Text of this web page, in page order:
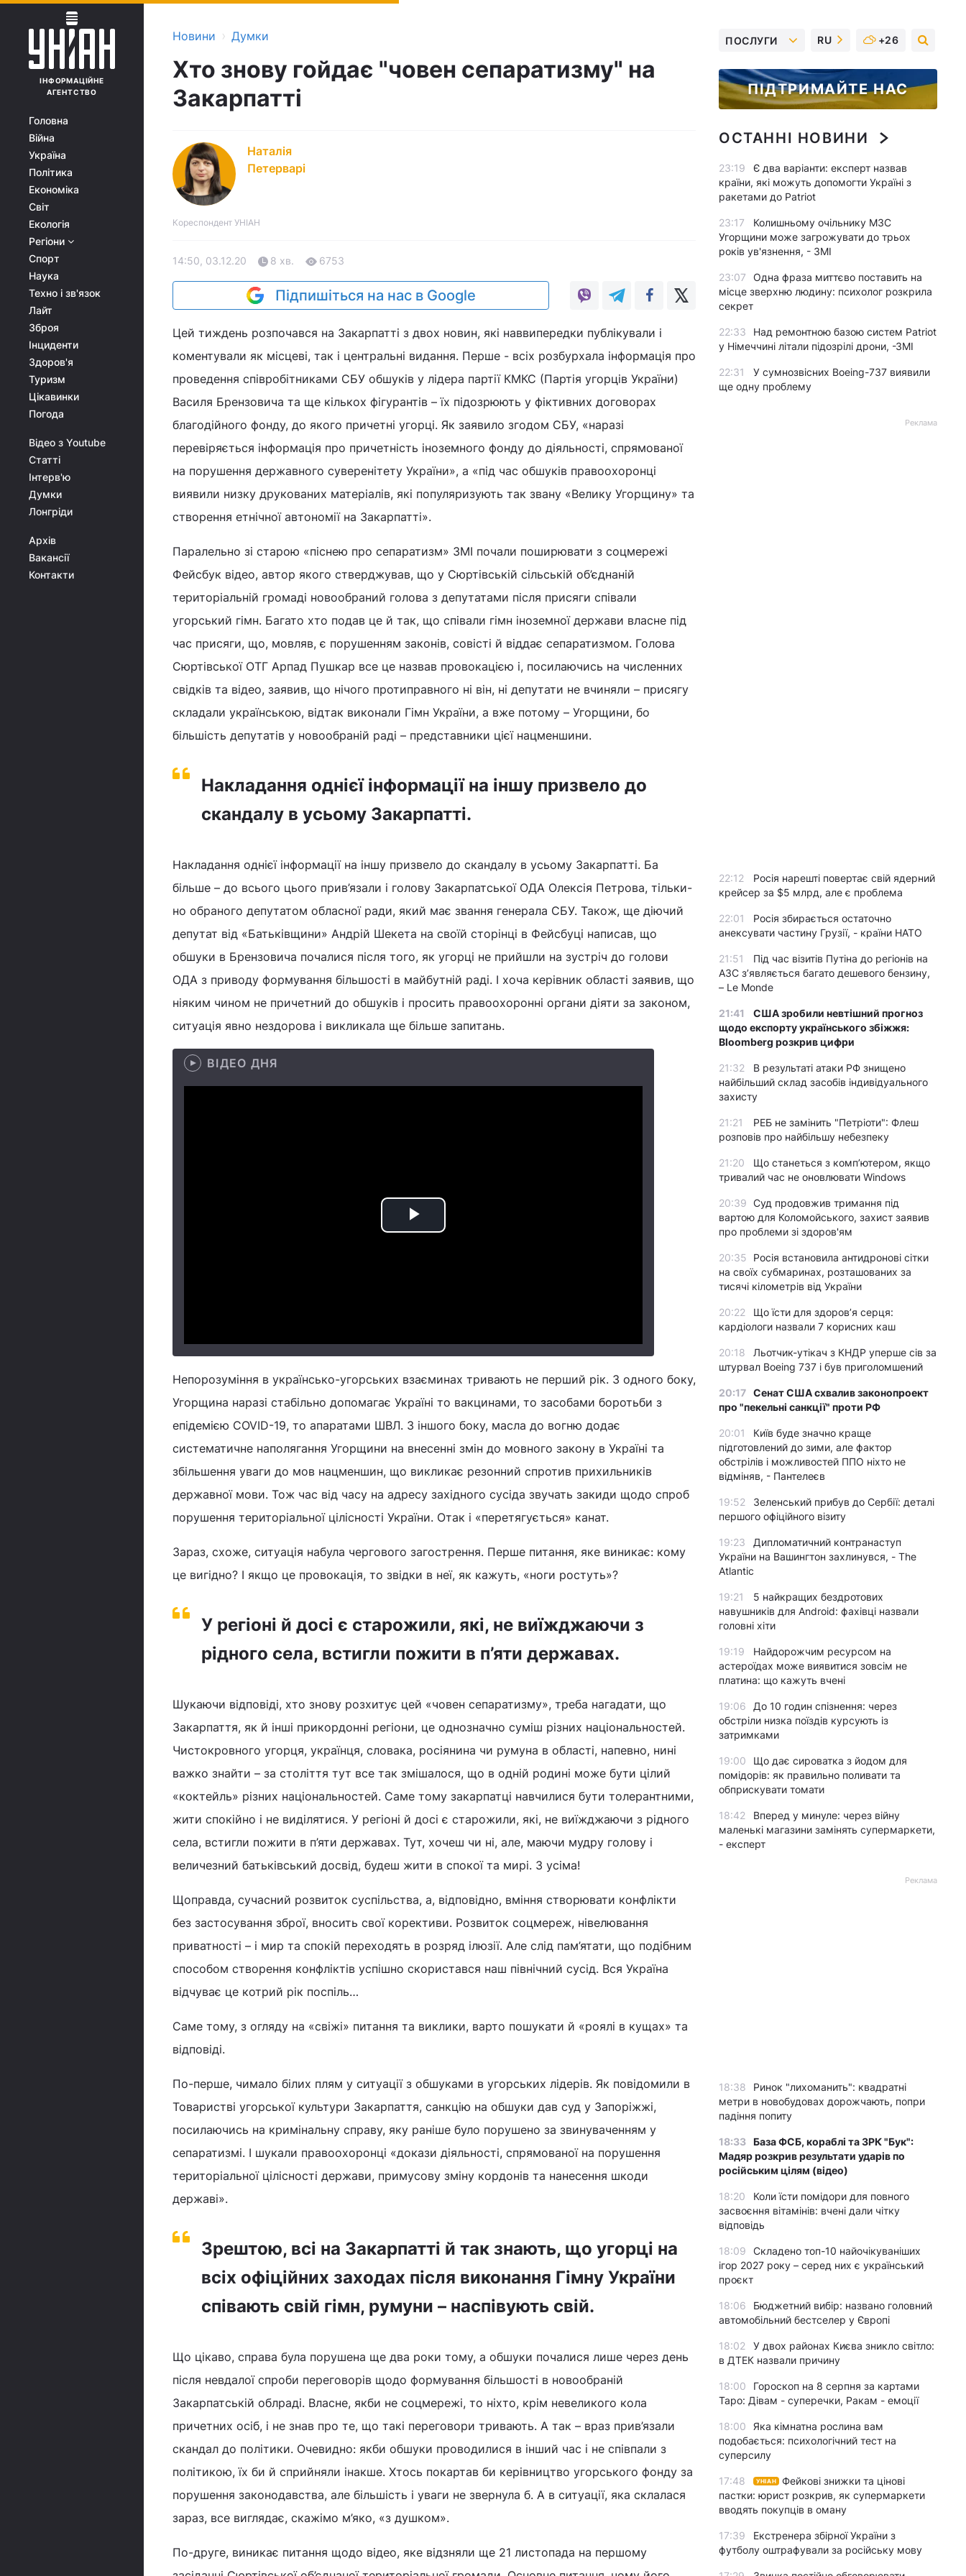
ІНФОРМАЦІЙНЕ
АГЕНТСТВО
Головна
Війна
Україна
Політика
Економіка
Світ
Екологія
Регіони
Спорт
Наука
Техно і зв'язок
Лайт
Зброя
Інциденти
Здоров'я
Туризм
Цікавинки
Погода
Відео з Youtube
Статті
Інтерв'ю
Думки
Лонгріди
Архів
Вакансії
Контакти
Новини › Думки
Хто знову гойдає "човен сепаратизму" на
Закарпатті
Наталія
Петерварі
Кореспондент УНІАН
14:50, 03.12.20 8 хв. 6753
Підпишіться на нас в Google
Цей тиждень розпочався на Закарпатті з двох новин, які наввипередки публікували і
коментували як місцеві, так і центральні видання. Перше - всіх розбурхала інформація про
проведення співробітниками СБУ обшуків у лідера партії КМКС (Партія угорців України)
Василя Брензовича та ще кількох фігурантів – їх підозрюють у фіктивних договорах
благодійного фонду, до якого причетні угорці. Як заявило згодом СБУ, «наразі
перевіряється інформація про причетність іноземного фонду до діяльності, спрямованої
на порушення державного суверенітету України», а «під час обшуків правоохоронці
виявили низку друкованих матеріалів, які популяризують так звану «Велику Угорщину» та
створення етнічної автономії на Закарпатті».
Паралельно зі старою «піснею про сепаратизм» ЗМІ почали поширювати з соцмережі
Фейсбук відео, автор якого стверджував, що у Сюртівській сільській об’єднаній
територіальній громаді новообраний голова з депутатами після присяги співали
угорський гімн. Багато хто подав це й так, що співали гімн іноземної держави власне під
час присяги, що, мовляв, є порушенням законів, совісті й віддає сепаратизмом. Голова
Сюртівської ОТГ Арпад Пушкар все це назвав провокацією і, посилаючись на численних
свідків та відео, заявив, що нічого протиправного ні він, ні депутати не вчиняли – присягу
складали українською, відтак виконали Гімн України, а вже потому – Угорщини, бо
більшість депутатів у новообраній раді – представники цієї нацменшини.
Накладання однієї інформації на іншу призвело до
скандалу в усьому Закарпатті.
Накладання однієї інформації на іншу призвело до скандалу в усьому Закарпатті. Ба
більше – до всього цього прив’язали і голову Закарпатської ОДА Олексія Петрова, тільки-
но обраного депутатом обласної ради, який має звання генерала СБУ. Також, ще діючий
депутат від «Батьківщини» Андрій Шекета на своїй сторінці в Фейсбуці написав, що
обшуки в Брензовича почалися після того, як угорці не прийшли на зустріч до голови
ОДА з приводу формування більшості в майбутній раді. І хоча керівник області заявив, що
ніяким чином не причетний до обшуків і просить правоохоронні органи діяти за законом,
ситуація явно нездорова і викликала ще більше запитань.
ВІДЕО ДНЯ
Play
Непорозуміння в українсько-угорських взаєминах тривають не перший рік. З одного боку,
Угорщина наразі стабільно допомагає Україні то вакцинами, то засобами боротьби з
епідемією COVID-19, то апаратами ШВЛ. З іншого боку, масла до вогню додає
систематичне наполягання Угорщини на внесенні змін до мовного закону в Україні та
збільшення уваги до мов нацменшин, що викликає резонний спротив прихильників
державної мови. Тож час від часу на адресу західного сусіда звучать закиди щодо спроб
порушення територіальної цілісності України. Отак і «перетягується» канат.
Зараз, схоже, ситуація набула чергового загострення. Перше питання, яке виникає: кому
це вигідно? І якщо це провокація, то звідки в неї, як кажуть, «ноги ростуть»?
У регіоні й досі є старожили, які, не виїжджаючи з
рідного села, встигли пожити в п’яти державах.
Шукаючи відповіді, хто знову розхитує цей «човен сепаратизму», треба нагадати, що
Закарпаття, як й інші прикордонні регіони, це однозначно суміш різних національностей.
Чистокровного угорця, українця, словака, росіянина чи румуна в області, напевно, нині
важко знайти – за століття тут все так змішалося, що в одній родині може бути цілий
«коктейль» різних національностей. Саме тому закарпатці навчилися бути толерантними,
жити спокійно і не виділятися. У регіоні й досі є старожили, які, не виїжджаючи з рідного
села, встигли пожити в п’яти державах. Тут, хочеш чи ні, але, маючи мудру голову і
величезний батьківський досвід, будеш жити в спокої та мирі. З усіма!
Щоправда, сучасний розвиток суспільства, а, відповідно, вміння створювати конфлікти
без застосування зброї, вносить свої корективи. Розвиток соцмереж, нівелювання
приватності – і мир та спокій переходять в розряд ілюзії. Але слід пам’ятати, що подібним
способом створення конфліктів успішно скористався наш північний сусід. Вся Україна
відчуває це котрий рік поспіль…
Саме тому, з огляду на «свіжі» питання та виклики, варто пошукати й «роялі в кущах» та
відповіді.
По-перше, чимало білих плям у ситуації з обшуками в угорських лідерів. Як повідомили в
Товаристві угорської культури Закарпаття, санкцію на обшуки дав суд у Запоріжжі,
посилаючись на кримінальну справу, яку раніше було порушено за звинуваченням у
сепаратизмі. І шукали правоохоронці «докази діяльності, спрямованої на порушення
територіальної цілісності держави, примусову зміну кордонів та нанесення шкоди
державі».
Зрештою, всі на Закарпатті й так знають, що угорці на
всіх офіційних заходах після виконання Гімну України
співають свій гімн, румуни – наспівують свій.
Що цікаво, справа була порушена ще два роки тому, а обшуки почалися лише через день
після невдалої спроби переговорів щодо формування більшості в новообраній
Закарпатській облраді. Власне, якби не соцмережі, то ніхто, крім невеликого кола
причетних осіб, і не знав про те, що такі переговори тривають. А так – враз прив’язали
скандал до політики. Очевидно: якби обшуки проводилися в інший час і не співпали з
політикою, їх би й сприйняли інакше. Хтось покартав би керівництво угорського фонду за
порушення законодавства, але більшість і уваги не звернула б. А в ситуації, яка склалася
зараз, все виглядає, скажімо м’яко, «з душком».
По-друге, виникає питання щодо відео, яке відзняли ще 21 листопада на першому
ПОСЛУГИ RU +26
ПІДТРИМАЙТЕ НАС
ОСТАННІ НОВИНИ
23:19
Є два варіанти: експерт назвав
країни, які можуть допомогти Україні з
ракетами до Patriot
23:17
Колишньому очільнику МЗС
Угорщини може загрожувати до трьох
років ув'язнення, - ЗМІ
23:07
Одна фраза миттєво поставить на
місце зверхню людину: психолог розкрила
секрет
22:33
Над ремонтною базою систем Patriot
у Німеччині літали підозрілі дрони, -ЗМІ
22:31
У сумнозвісних Boeing-737 виявили
ще одну проблему
Реклама
22:12
Росія нарешті повертає свій ядерний
крейсер за $5 млрд, але є проблема
22:01
Росія збирається остаточно
анексувати частину Грузії, - країни НАТО
21:51
Під час візитів Путіна до регіонів на
АЗС з’являється багато дешевого бензину,
– Le Monde
21:41
США зробили невтішний прогноз
щодо експорту українського збіжжя:
Bloomberg розкрив цифри
21:32
В результаті атаки РФ знищено
найбільший склад засобів індивідуального
захисту
21:21
РЕБ не замінить "Петріоти": Флеш
розповів про найбільшу небезпеку
21:20
Що станеться з комп’ютером, якщо
тривалий час не оновлювати Windows
20:39 Суд продовжив тримання під
вартою для Коломойського, захист заявив
про проблеми зі здоров'ям
20:35
Росія встановила антидронові сітки
на своїх субмаринах, розташованих за
тисячі кілометрів від України
20:22
Що їсти для здоров’я серця:
кардіологи назвали 7 корисних каш
20:18
Льотчик-утікач з КНДР уперше сів за
штурвал Boeing 737 і був приголомшений
20:17 Сенат США схвалив законопроект
про "пекельні санкції" проти РФ
20:01
Київ буде значно краще
підготовлений до зими, але фактор
обстрілів і можливостей ППО ніхто не
відміняв, - Пантелеєв
19:52
Зеленський прибув до Сербії: деталі
першого офіційного візиту
19:23
Дипломатичний контранаступ
України на Вашингтон захлинувся, - The
Atlantic
19:21
5 найкращих бездротових
навушників для Android: фахівці назвали
головні хіти
19:19
Найдорожчим ресурсом на
астероїдах може виявитися зовсім не
платина: що кажуть вчені
19:06
До 10 годин спізнення: через
обстріли низка поїздів курсують із
затримками
19:00
Що дає сироватка з йодом для
помідорів: як правильно поливати та
обприскувати томати
18:42
Вперед у минуле: через війну
маленькі магазини замінять супермаркети,
- експерт
Реклама
18:38
Ринок "лихоманить": квадратні
метри в новобудовах дорожчають, попри
падіння попиту
18:33 База ФСБ, кораблі та ЗРК "Бук":
Мадяр розкрив результати ударів по
російським цілям (відео)
18:20
Коли їсти помідори для повного
засвоєння вітамінів: вчені дали чітку
відповідь
18:09
Складено топ-10 найочікуваніших
ігор 2027 року – серед них є український
проєкт
18:06
Бюджетний вибір: названо головний
автомобільний бестселер у Європі
18:02
У двох районах Києва зникло світло:
в ДТЕК назвали причину
18:00
Гороскоп на 8 серпня за картами
Таро: Дівам - суперечки, Ракам - емоції
18:00
Яка кімнатна рослина вам
подобається: психологічний тест на
суперсилу
17:48 УНІАН
Фейкові знижки та цінові
пастки: юрист розкрив, як супермаркети
вводять покупців в оману
17:39
Екстренера збірної України з
футболу оштрафували за російську мову